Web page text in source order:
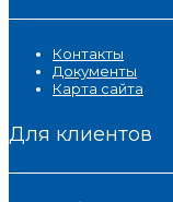
Контакты
Документы
Карта сайта
Для клиентов